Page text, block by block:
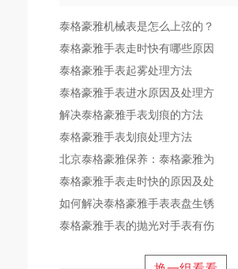
泰格豪雅机械表是怎么上弦的？
泰格豪雅手表走时快有哪些原因
泰格豪雅手表起雾处理方法
泰格豪雅手表进水原因及处理方
解决泰格豪雅手表划痕的方法
泰格豪雅手表划痕处理方法
北京泰格豪雅保养：泰格豪雅为
泰格豪雅手表走时快的原因及处
如何解决泰格豪雅手表表盘生锈
泰格豪雅手表的抛光对手表有伤